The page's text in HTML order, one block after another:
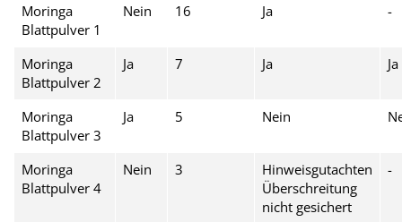
Moringa
Blattpulver 1
Nein 16 Ja -
Moringa
Blattpulver 2
Ja 7 Ja Ja
Moringa
Blattpulver 3
Ja 5 Nein
Moringa
Blattpulver 4
Nein 3
Hinweisgutachten
Überschreitung
nicht gesichert
-